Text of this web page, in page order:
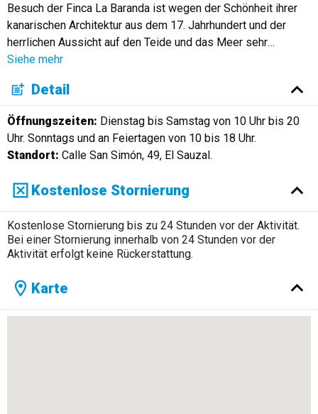
Besuch der Finca La Baranda ist wegen der Schönheit ihrer
kanarischen Architektur aus dem 17. Jahrhundert und der
herrlichen Aussicht auf den Teide und das Meer sehr…
Siehe mehr
Detail
Öffnungszeiten: Dienstag bis Samstag von 10 Uhr bis 20
Uhr. Sonntags und an Feiertagen von 10 bis 18 Uhr.
Standort: Calle San Simón, 49, El Sauzal.
Kostenlose Stornierung
Kostenlose Stornierung bis zu 24 Stunden vor der Aktivität.
Bei einer Stornierung innerhalb von 24 Stunden vor der
Aktivität erfolgt keine Rückerstattung.
Karte